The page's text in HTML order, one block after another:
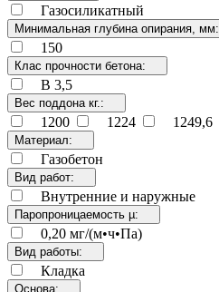
Газосиликатный
Минимальная глубина опирания, мм:
150
Клас прочности бетона:
В 3,5
Вес поддона кг.:
1200 1224 1249,6
Материал:
Газобетон
Вид работ:
Внутренние и наружные
Паропроницаемость µ:
0,20 мг/(м•ч•Па)
Вид работы:
Кладка
Основа: